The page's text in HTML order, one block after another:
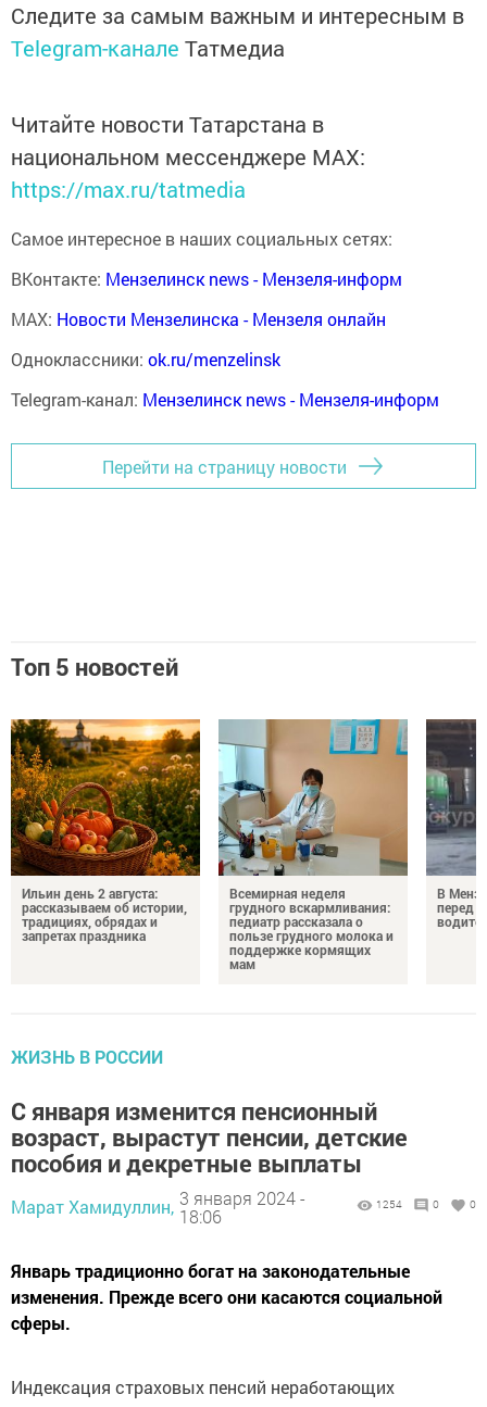
Следите за самым важным и интересным в
Telegram-канале Татмедиа
Читайте новости Татарстана в
национальном мессенджере MАХ:
https://max.ru/tatmedia
Самое интересное в наших социальных сетях:
ВКонтакте: Мензелинск news - Мензеля-информ
MAX: Новости Мензелинска - Мензеля онлайн
Одноклассники: ok.ru/menzelinsk
Telegram-канал: Мензелинск news - Мензеля-информ
Перейти на страницу новости
Топ 5 новостей
Ильин день 2 августа:
рассказываем об истории,
традициях, обрядах и
запретах праздника
Всемирная неделя
грудного вскармливания:
педиатр рассказала о
пользе грудного молока и
поддержке кормящих
мам
В
перед
ЖИЗНЬ В РОССИИ
С января изменится пенсионный
возраст, вырастут пенсии, детские
пособия и декретные выплаты
Марат Хамидуллин, 3 января 2024 -
18:06
1254 0 0
Январь традиционно богат на законодательные
изменения. Прежде всего они касаются социальной
сферы.
Индексация страховых пенсий неработающих